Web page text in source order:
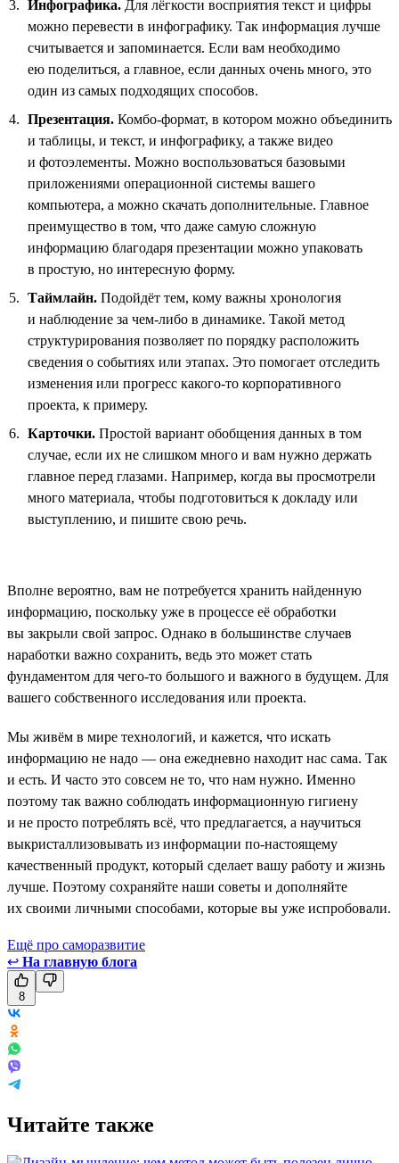
Инфографика. Для лёгкости восприятия текст и цифры
можно перевести в инфографику. Так информация лучше
считывается и запоминается. Если вам необходимо
ею поделиться, а главное, если данных очень много, это
один из самых подходящих способов.
Презентация. Комбо-формат, в котором можно объединить
и таблицы, и текст, и инфографику, а также видео
и фотоэлементы. Можно воспользоваться базовыми
приложениями операционной системы вашего
компьютера, а можно скачать дополнительные. Главное
преимущество в том, что даже самую сложную
информацию благодаря презентации можно упаковать
в простую, но интересную форму.
Таймлайн. Подойдёт тем, кому важны хронология
и наблюдение за чем-либо в динамике. Такой метод
структурирования позволяет по порядку расположить
сведения о событиях или этапах. Это помогает отследить
изменения или прогресс какого-то корпоративного
проекта, к примеру.
Карточки. Простой вариант обобщения данных в том
случае, если их не слишком много и вам нужно держать
главное перед глазами. Например, когда вы просмотрели
много материала, чтобы подготовиться к докладу или
выступлению, и пишите свою речь.
Вполне вероятно, вам не потребуется хранить найденную
информацию, поскольку уже в процессе её обработки
вы закрыли свой запрос. Однако в большинстве случаев
наработки важно сохранить, ведь это может стать
фундаментом для чего-то большого и важного в будущем. Для
вашего собственного исследования или проекта.
Мы живём в мире технологий, и кажется, что искать
информацию не надо — она ежедневно находит нас сама. Так
и есть. И часто это совсем не то, что нам нужно. Именно
поэтому так важно соблюдать информационную гигиену
и не просто потреблять всё, что предлагается, а научиться
выкристаллизовывать из информации по-настоящему
качественный продукт, который сделает вашу работу и жизнь
лучше. Поэтому сохраняйте наши советы и дополняйте
их своими личными способами, которые вы уже испробовали.
Ещё про саморазвитие
↩ На главную блога
8
Читайте также